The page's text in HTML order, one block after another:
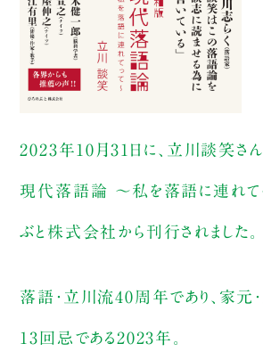
2023年10月31日に、立川談笑さ
現代落語論 〜私を落語に連れて
ぶと株式会社から刊行されました。
落語・立川流40周年であり、家元
13回忌である2023年。